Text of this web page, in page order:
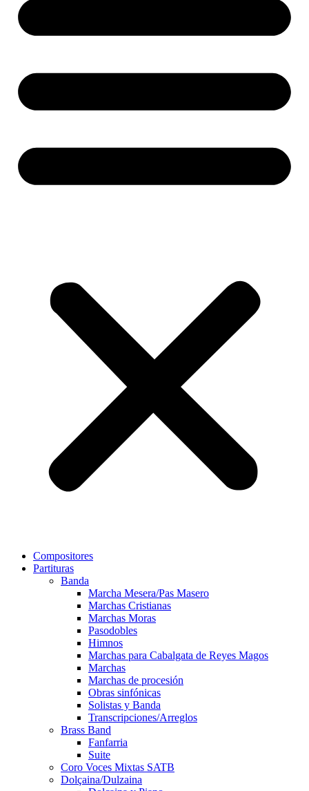
Compositores
Partituras
Banda
Marcha Mesera/Pas Masero
Marchas Cristianas
Marchas Moras
Pasodobles
Himnos
Marchas para Cabalgata de Reyes Magos
Marchas
Marchas de procesión
Obras sinfónicas
Solistas y Banda
Transcripciones/Arreglos
Brass Band
Fanfarria
Suite
Coro Voces Mixtas SATB
Dolçaina/Dulzaina